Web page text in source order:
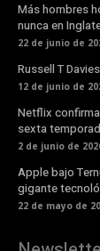
Más hombres
nunca en
22 de junio de
Russell T
12 de junio de
Netflix
sexta
2 de junio de
Apple bajo
gigante
22 de mayo de